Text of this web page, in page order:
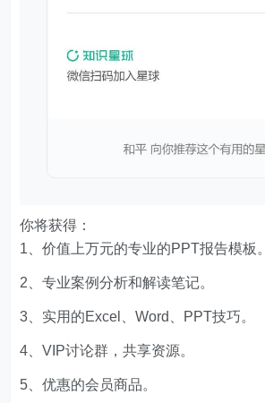
你将获得：
1、价值上万元的专业的PPT报告模板。
2、专业案例分析和解读笔记。
3、实用的Excel、Word、PPT技巧。
4、VIP讨论群，共享资源。
5、优惠的会员商品。